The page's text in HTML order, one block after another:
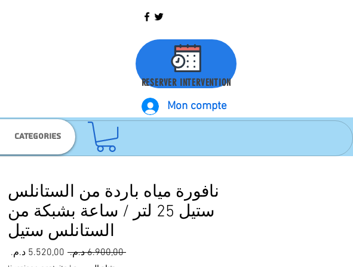
RESERVER INTERVENTION
Mon compte
Categories
نافورة مياه باردة من الستانلس
ستيل 25 لتر / ساعة بشبكة من
الستانلس ستيل
‏6.900,00 د.م.‏
سعر
عادي
البيع